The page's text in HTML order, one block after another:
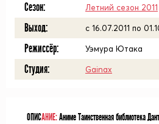
Сезон: Летний сезон 2011
Выход: c 16.07.2011 по
Режиссёр: Уэмура Ютака
Студия: Gainax
ОПИСАНИЕ:Аниме Таинственная библиотека